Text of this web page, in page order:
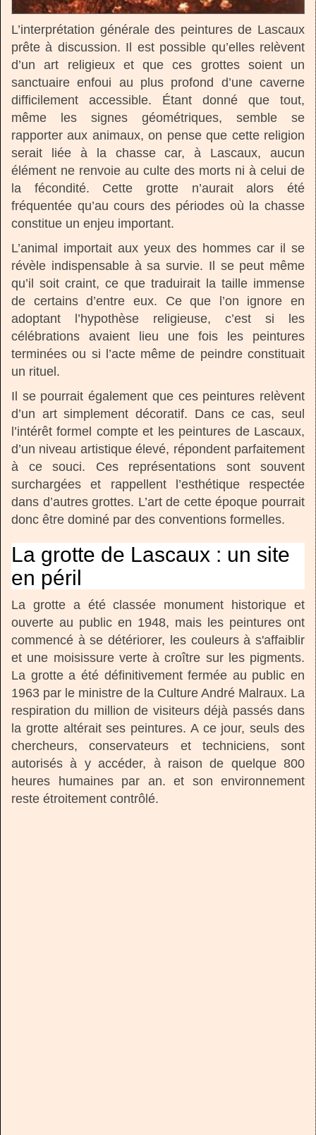
L’interprétation générale des peintures de Lascaux
prête à discussion. Il est possible qu’elles relèvent
d’un art religieux et que ces grottes soient un
sanctuaire enfoui au plus profond d’une caverne
difficilement accessible. Étant donné que tout,
même les signes géométriques, semble se
rapporter aux animaux, on pense que cette religion
serait liée à la chasse car, à Lascaux, aucun
élément ne renvoie au culte des morts ni à celui de
la fécondité. Cette grotte n’aurait alors été
fréquentée qu’au cours des périodes où la chasse
constitue un enjeu important.
L’animal importait aux yeux des hommes car il se
révèle indispensable à sa survie. Il se peut même
qu’il soit craint, ce que traduirait la taille immense
de certains d’entre eux. Ce que l’on ignore en
adoptant l’hypothèse religieuse, c’est si les
célébrations avaient lieu une fois les peintures
terminées ou si l’acte même de peindre constituait
un rituel.
Il se pourrait également que ces peintures relèvent
d’un art simplement décoratif. Dans ce cas, seul
l’intérêt formel compte et les peintures de Lascaux,
d’un niveau artistique élevé, répondent parfaitement
à ce souci. Ces représentations sont souvent
surchargées et rappellent l’esthétique respectée
dans d’autres grottes. L’art de cette époque pourrait
donc être dominé par des conventions formelles.
La grotte de Lascaux : un site
en péril
La grotte a été classée monument historique et
ouverte au public en 1948, mais les peintures ont
commencé à se détériorer, les couleurs à s'affaiblir
et une moisissure verte à croître sur les pigments.
La grotte a été définitivement fermée au public en
1963 par le ministre de la Culture André Malraux. La
respiration du million de visiteurs déjà passés dans
la grotte altérait ses peintures. A ce jour, seuls des
chercheurs, conservateurs et techniciens, sont
autorisés à y accéder, à raison de quelque 800
heures humaines par an. et son environnement
reste étroitement contrôlé.